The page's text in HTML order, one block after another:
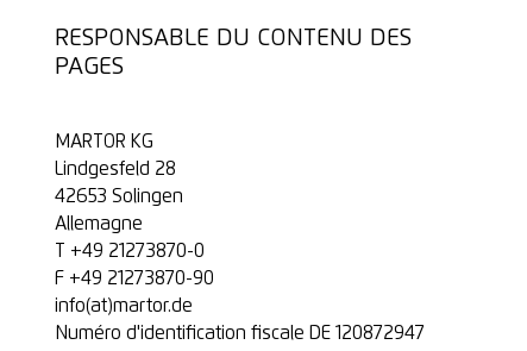
RESPONSABLE DU CONTENU DES
PAGES
MARTOR KG
Lindgesfeld 28
42653 Solingen
Allemagne
+49 21273870-0
F +49 21273870-90
info(at)martor.de
Numéro d'identification fiscale DE 120872947